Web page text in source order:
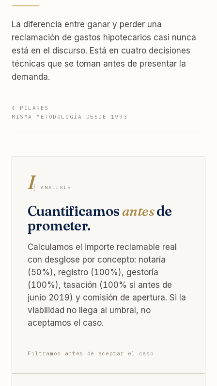
La diferencia entre ganar y perder una
reclamación de gastos hipotecarios casi nunca
está en el discurso. Está en cuatro decisiones
técnicas que se toman antes de presentar la
demanda.
4 PILARES
MISMA METODOLOGÍA DESDE 1993
I ANÁLISIS
Cuantificamosantesde
prometer.
Calculamos el importe reclamable real
con desglose por concepto: notaría
(50%), registro (100%), gestoría
(100%), tasación (100% si antes de
junio 2019) y comisión de apertura. Si la
viabilidad no llega al umbral, no
aceptamos el caso.
Filtramos antes de aceptar el caso